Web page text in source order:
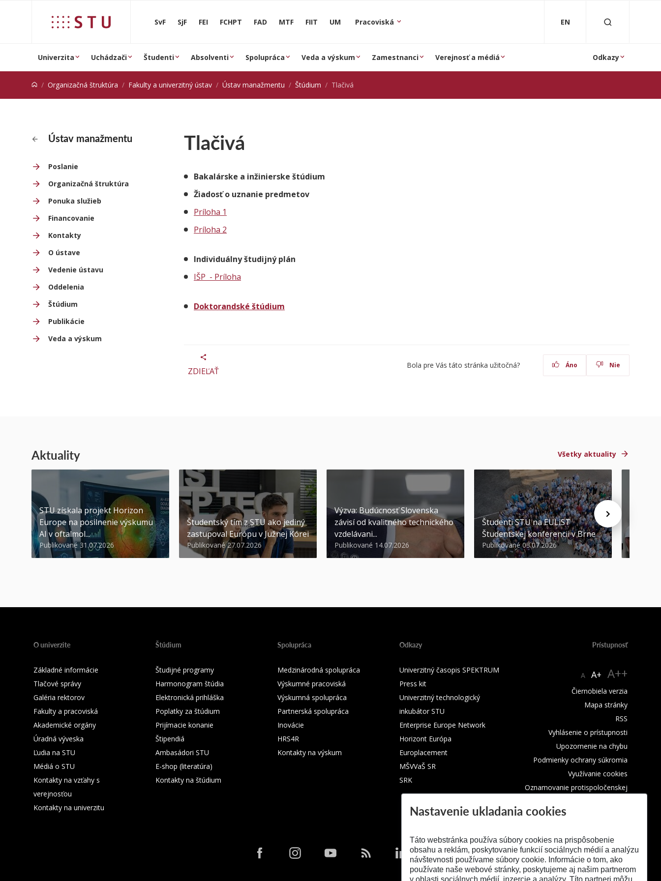
SvF SjF FEI FCHPT FAD MTF FIIT UM Pracoviská EN
Univerzita Uchádzači Študenti Absolventi Spolupráca Veda a výskum Zamestnanci Verejnosť a médiá Odkazy
Organizačná štruktúra Fakulty a univerzitný ústav Ústav manažmentu Štúdium Tlačivá
Ústav manažmentu
Poslanie
Organizačná štruktúra
Ponuka služieb
Financovanie
Kontakty
O ústave
Vedenie ústavu
Oddelenia
Štúdium
Publikácie
Veda a výskum
Tlačivá
Bakalárske a inžinierske štúdium
Žiadosť o uznanie predmetov
Príloha 1
Príloha 2
Individuálny študijný plán
IŠP - Príloha
Doktorandské štúdium
ZDIEĽAŤ
Bola pre Vás táto stránka užitočná? Áno Nie
Aktuality Všetky aktuality
STU získala projekt Horizon
Europe na posilnenie výskumu
AI v oftalmol...
Publikované 31.07.2026
Študentský tím z STU ako jediný
zastupoval Európu v Južnej Kórei
Publikované 27.07.2026
Výzva: Budúcnosť Slovenska
závisí od kvalitného technického
vzdelávani...
Publikované 14.07.2026
Študenti STU na EULiST
Študentskej konferencii v Brne
Publikované 03.07.2026
O univerzite
Základné informácie
Tlačové správy
Galéria rektorov
Fakulty a pracoviská
Akademické orgány
Úradná výveska
Ľudia na STU
Médiá o STU
Kontakty na vzťahy s
verejnosťou
Kontakty na univerzitu
Štúdium
Študijné programy
Harmonogram štúdia
Elektronická prihláška
Poplatky za štúdium
Prijímacie konanie
Štipendiá
Ambasádori STU
E-shop (literatúra)
Kontakty na štúdium
Spolupráca
Medzinárodná spolupráca
Výskumné pracoviská
Výskumná spolupráca
Partnerská spolupráca
Inovácie
HRS4R
Kontakty na výskum
Odkazy
Univerzitný časopis SPEKTRUM
Press kit
Univerzitný technologický
inkubátor STU
Enterprise Europe Network
Horizont Európa
Europlacement
MŠVVaŠ SR
SRK
Prístupnosť
A A+ A++
Čiernobiela verzia
Mapa stránky
RSS
Vyhlásenie o prístupnosti
Upozornenie na chybu
Podmienky ochrany súkromia
Využívanie cookies
Oznamovanie protispoločenskej
Nastavenie ukladania cookies
Táto webstránka používa súbory cookies na prispôsobenie
obsahu a reklám, poskytovanie funkcií sociálnych médií a analýzu
návštevnosti používame súbory cookie. Informácie o tom, ako
používate naše webové stránky, poskytujeme aj našim partnerom
v oblasti sociálnych médií, inzercie a analýzy. Títo partneri môžu